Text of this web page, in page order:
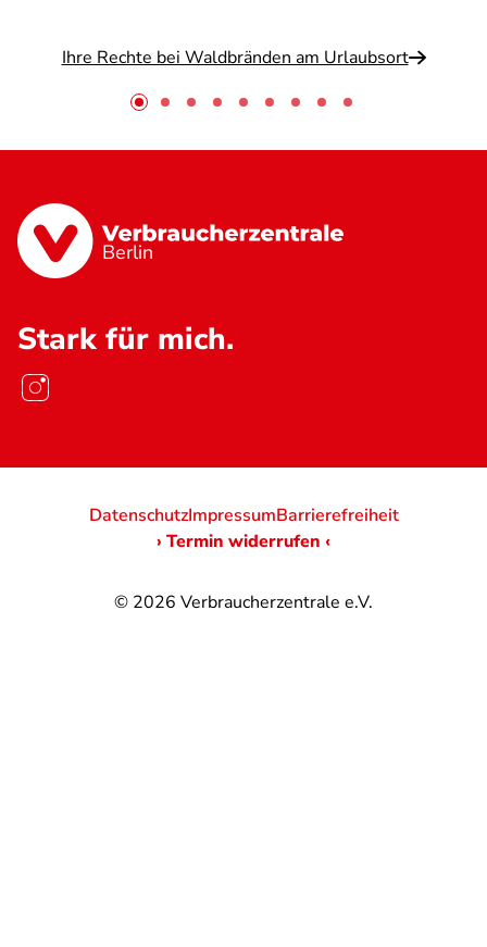
Ihre Rechte bei Waldbränden am Urlaubsort
Berlin
Stark für mich.
© 2026 Verbraucherzentrale e.V.
DatenschutzImpressumBarrierefreiheit
› Termin widerrufen ‹